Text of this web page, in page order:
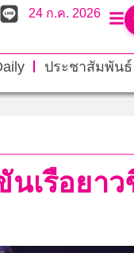
24 ก.ค. 2026
ประชาสัมพันธ์
เรือยาว